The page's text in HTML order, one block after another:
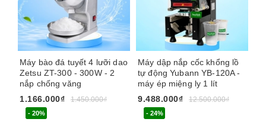
Máy bào đá tuyết 4 lưỡi dao
Zetsu ZT-300 - 300W - 2
nắp chống văng
1.166.000₫
1.450.000₫
- 20%
Máy dập nắp cốc khổng lồ
tự động Yubann YB-120A -
máy ép miệng ly 1 lít
9.488.000₫
12.500.000₫
- 24%